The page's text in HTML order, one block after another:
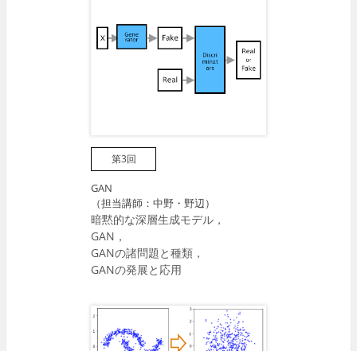
第3回
GAN
（担当講師：中野・野辺）
暗黙的な深層生成モデル，
GAN，
GANの諸問題と種類，
GANの発展と応用